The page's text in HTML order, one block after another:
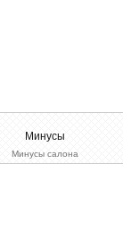
Минусы
Минусы салона